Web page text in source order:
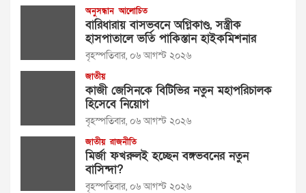
অনুসন্ধান আলোচিত
বারিধারায় বাসভবনে অগ্নিকাণ্ড, সস্ত্রীক
হাসপাতালে ভর্তি পাকিস্তান হাইকমিশনার
বৃহস্পতিবার, ০৬ আগস্ট ২০২৬
জাতীয়
কাজী জেসিনকে বিটিভির নতুন মহাপরিচালক
হিসেবে নিয়োগ
বৃহস্পতিবার, ০৬ আগস্ট ২০২৬
জাতীয় রাজনীতি
মির্জা ফখরুলই হচ্ছেন বঙ্গভবনের নতুন
বাসিন্দা?
বৃহস্পতিবার, ০৬ আগস্ট ২০২৬